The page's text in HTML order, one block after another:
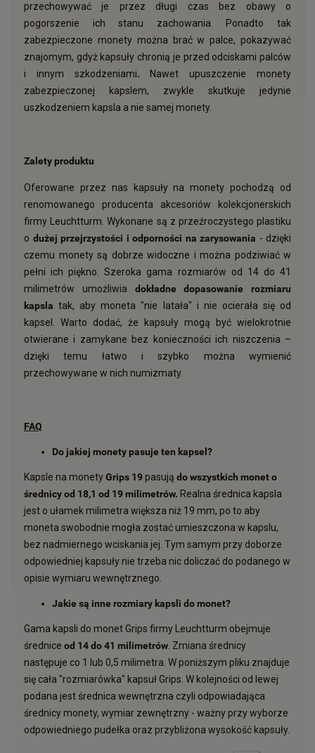
przechowywać je przez długi czas bez obawy o
pogorszenie ich stanu zachowania. Ponadto tak
zabezpieczone monety można brać w palce, pokazywać
znajomym, gdyż kapsuły chronią je przed odciskami palców
i innym szkodzeniami. Nawet upuszczenie monety
zabezpieczonej kapslem, zwykle skutkuje jedynie
uszkodzeniem kapsla a nie samej monety.
Zalety produktu
Oferowane przez nas kapsuły na monety pochodzą od
renomowanego producenta akcesoriów kolekcjonerskich
firmy Leuchtturm. Wykonane są z przeźroczystego plastiku
o dużej przejrzystości i odporności na zarysowania - dzięki
czemu monety są dobrze widoczne i można podziwiać w
pełni ich piękno. Szeroka gama rozmiarów od 14 do 41
milimetrów umożliwia dokładne dopasowanie rozmiaru
kapsla tak, aby moneta "nie latała" i nie ocierała się od
kapsel. Warto dodać, że kapsuły mogą być wielokrotnie
otwierane i zamykane bez konieczności ich niszczenia –
dzięki temu łatwo i szybko można wymienić
przechowywane w nich numizmaty.
FAQ
Do jakiej monety pasuje ten kapsel?
Kapsle na monetyGrips 19pasują do wszystkich monet o
średnicy od 18,1 od 19 milimetrów. Realna średnica kapsla
jest o ułamek milimetra większa niż 19 mm, po to aby
moneta swobodnie mogła zostać umieszczona w kapslu,
bez nadmiernego wciskania jej. Tym samym przy doborze
odpowiedniej kapsuły nie trzeba nic doliczać do podanego w
opisie wymiaru wewnętrznego.
Jakie są inne rozmiary kapsli do monet?
Gama kapsli do monet Grips firmy Leuchtturm obejmuje
średnice od 14 do 41 milimetrów . Zmiana średnicy
następuje co 1 lub 0,5 milimetra. W poniższym pliku znajduje
się cała "rozmiarówka" kapsuł Grips. W kolejności od lewej
podana jest średnica wewnętrzna czyli odpowiadająca
średnicy monety, wymiar zewnętrzny - ważny przy wyborze
odpowiedniego pudełka oraz przybliżona wysokość kapsuły.